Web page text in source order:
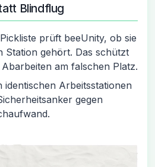
Blindflug
prüft beeUnity, ob sie
Station gehört. Das schützt
am falschen Platz.
identischen Arbeitsstationen
gegen